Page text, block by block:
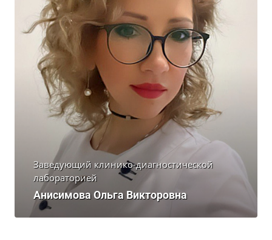
Заведующий клинико-диагностической
лабораторией
Анисимова Ольга Викторовна